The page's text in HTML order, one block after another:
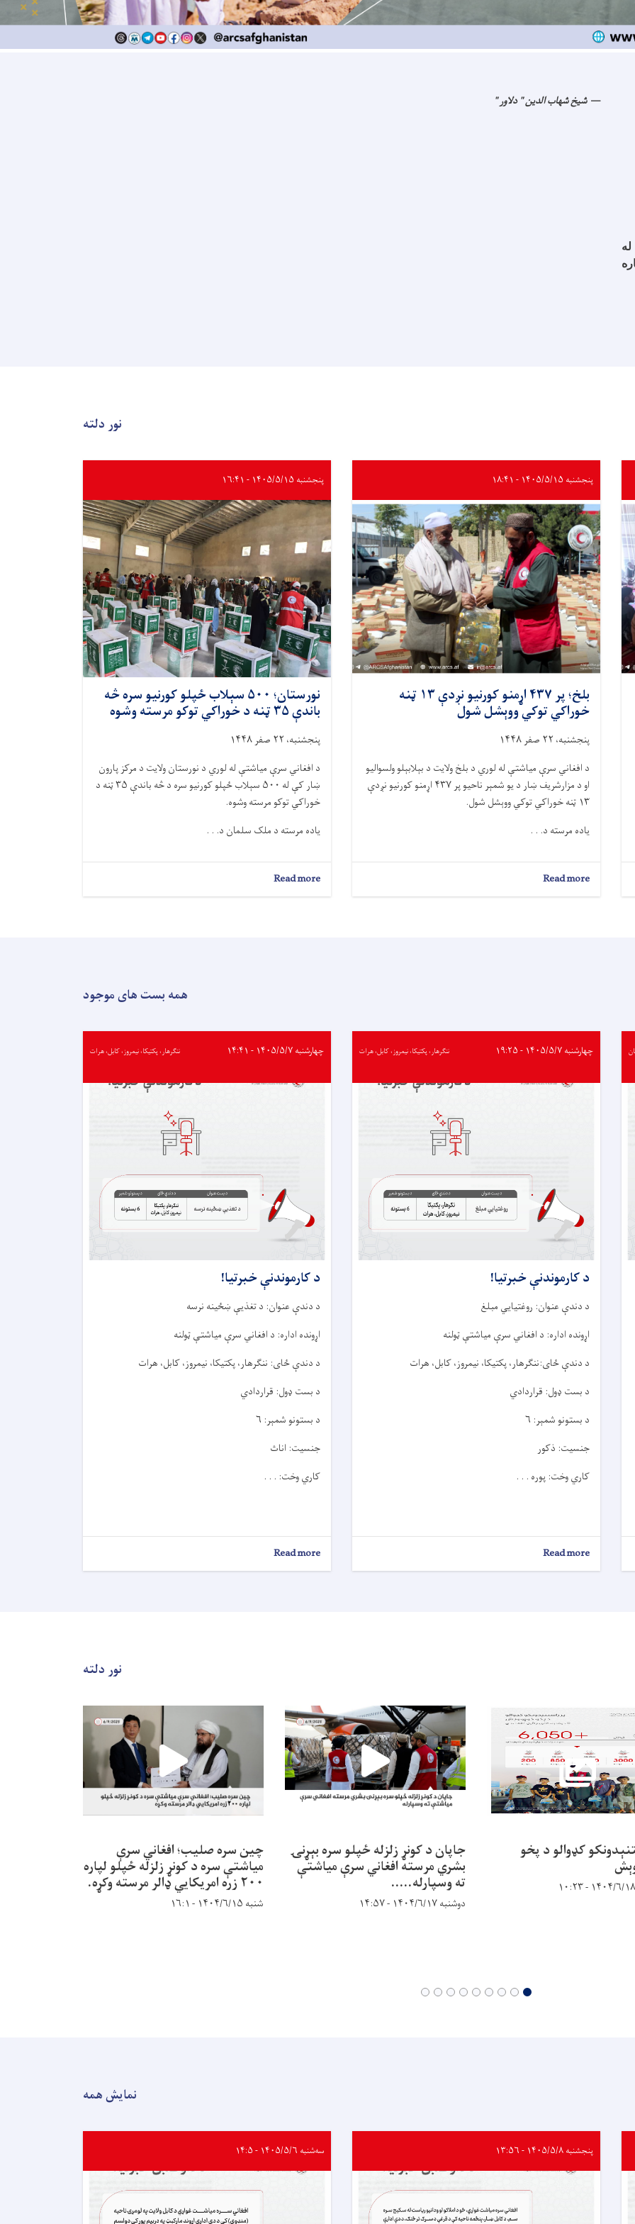
شیخ شهاب الدین " دلاور "
نور دلته
پنجشنبه ۱۴۰۵/۵/۱۵ - ۱۸:۴۱
بلخ؛ پر ۴۳۷ اړمنو کورنیو نږدې ۱۳ ټنه
خوراکي توکي ووېشل شول
پنجشنبه، ۲۲ صفر ۱۴۴۸
د افغاني سرې میاشتې له لوري د بلخ ولایت د بېلابېلو ولسوالیو
او د مزارشریف ښار د يو شمېر ناحیو پر ۴۳۷ اړمنو کورنیو نږدې
۱۳ ټنه خوراکي توکي ووېشل شول.
یاده مرسته د. . .
Read more
بلخ؛
ووېشل
شول
پنجشنبه ۱۴۰۵/۵/۱۵ - ۱۶:۴۱
نورستان؛ ۵۰۰ سېلاب ځپلو کورنیو سره څه
باندې ۳۵ ټنه د خوراکي توکو مرسته وشوه
پنجشنبه، ۲۲ صفر ۱۴۴۸
د افغاني سرې میاشتې له لوري د نورستان ولایت د مرکز پارون
ښار کې له ۵۰۰ سېلاب ځپلو کورنیو سره د څه باندې ۳۵ ټنه د
خوراکي توکو مرسته وشوه.
یاده مرسته د ملک سلمان د. . .
Read more
نورستان؛
د
خوراکي
همه بست های موجود
چهارشنبه ۱۴۰۵/۵/۷ - ۱۹:۲۵ ننګرهار، پکتیکا، نیمروز، کابل، هرات
د کارموندنې خبرتيا!
د دندې عنوان: روغتیايي مبلغ
اړونده اداره: د افغاني سرې میاشتې ټولنه
د دندې ځای:ننګرهار، پکتیکا، نیمروز، کابل، هرات
د بست ډول: قراردادي
د بستونو شمېر: ۶
جنسیت: ذکور
کاري وخت: پوره . . .
Read more
د
چهارشنبه ۱۴۰۵/۵/۷ - ۱۴:۴۱ ننګرهار، پکتیکا، نیمروز، کابل، هرات
د کارموندنې خبرتيا!
د دندې عنوان: د تغذیې ښځينه نرسه
اړونده اداره: د افغاني سرې میاشتې ټولنه
د دندې ځای: ننګرهار، پکتیکا، نیمروز، کابل، هرات
د بست ډول: قراردادي
د بستونو شمېر: ۶
جنسیت: اناث
کاري وخت: . . .
Read more
د
نور دلته
کډوالو د پخو جاپان د کونړ زلزله ځپلو سره بېړنۍ
بشري مرسته افغاني سرې میاشتې
ته وسپارله.....
دوشنبه ۱۴۰۴/۶/۱۷ - ۱۴:۵۷
چین سره صلیب؛ افغاني سرې
میاشتې سره د کونړ زلزله ځپلو لپاره
٢٠٠ زره امريکايي ډالر مرسته وکړه.
شنبه ۱۴۰۴/۶/۱۵ - ۱۶:۱
نمایش همه
پنجشنبه ۱۴۰۵/۵/۸ - ۱۳:۵۶ سه‌شنبه ۱۴۰۵/۵/۶ - ۱۴:۵